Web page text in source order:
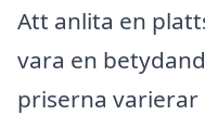
Att anlita en
vara en
priserna